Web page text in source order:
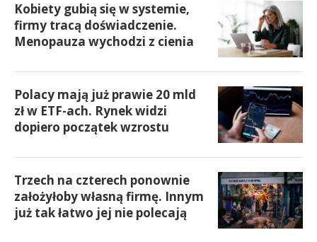
Kobiety gubią się w systemie,
firmy tracą doświadczenie.
Menopauza wychodzi z cienia
Polacy mają już prawie 20 mld
zł w ETF-ach. Rynek widzi
dopiero początek wzrostu
Trzech na czterech ponownie
założyłoby własną firmę. Innym
już tak łatwo jej nie polecają